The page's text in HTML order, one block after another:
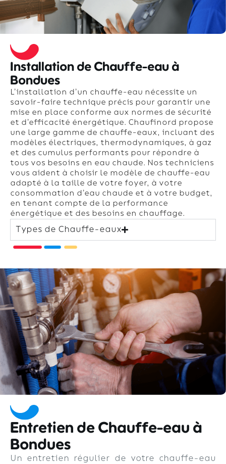
Installation de Chauffe-eau à
Bondues
L’installation d’un chauffe-eau nécessite un
savoir-faire technique précis pour garantir une
mise en place conforme aux normes de sécurité
et d’efficacité énergétique. Chaufinord propose
une large gamme de chauffe-eaux, incluant des
modèles électriques, thermodynamiques, à gaz
et des cumulus performants pour répondre à
tous vos besoins en eau chaude. Nos techniciens
vous aident à choisir le modèle de chauffe-eau
adapté à la taille de votre foyer, à votre
consommation d’eau chaude et à votre budget,
en tenant compte de la performance
énergétique et des besoins en chauffage.
Types de Chauffe-eaux
Entretien de Chauffe-eau à
Bondues
Un entretien régulier de votre chauffe-eau